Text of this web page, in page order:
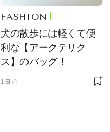
FASHION
犬の散歩には軽くて便
利な【アークテリク
ス】のバッグ！
1日前